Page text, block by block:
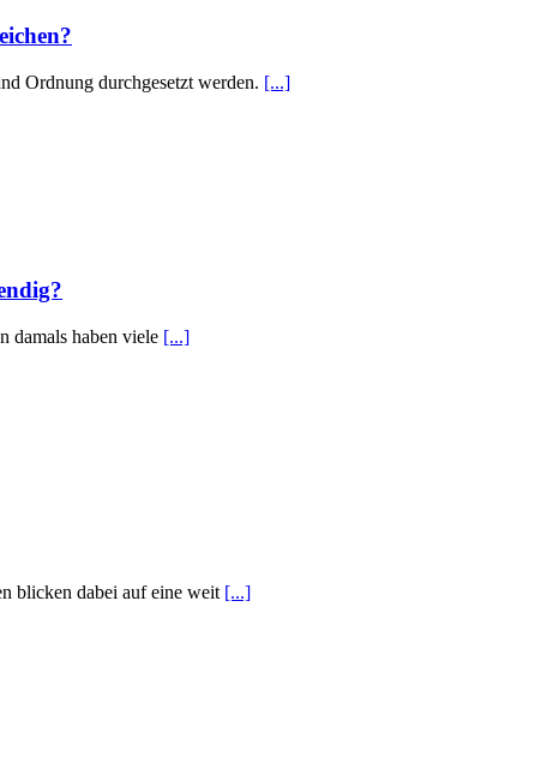
Ordnung durchgesetzt werden. [...]
damals haben viele [...]
blicken dabei auf eine weit [...]